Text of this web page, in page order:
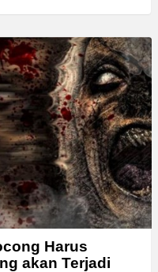
Harus
akan Terjadi